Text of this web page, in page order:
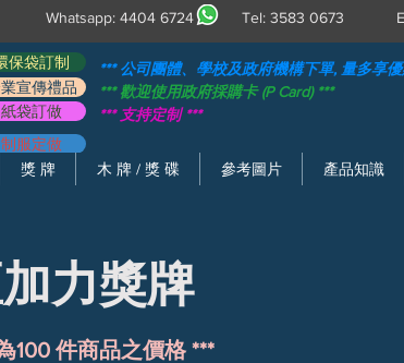
獎 牌 木 牌 / 獎 碟 參考圖片 產品知識
Whatsapp: 4404 6724 Tel: 3583 0673
保袋訂制
宣傳禮品
紙袋訂做
制服定做
​*** 公司團體、學校及政府機構下單, 量多享
​*** 歡迎使用政府採購卡 (P Card) ​***
​*** 支持定制 ​***
力獎牌
100 件商品之價格 ***